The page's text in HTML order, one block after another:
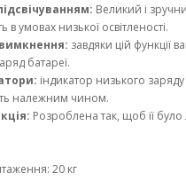
Великий і
в умовах низької освітленості.
завдяки цій функції
батареї.
індикатор низького
належним чином.
Розроблена так, щоб її було
20 кг